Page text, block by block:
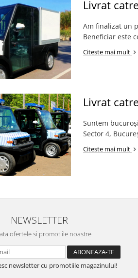
Livrat
Am finalizat un
Beneficiar este
Citeste mai mult
Livrat
Suntem
Sector 4,
Citeste mai mult
NEWSLETTER
ofertele si promotiile noastre
newsletter cu promotiile magazinului!